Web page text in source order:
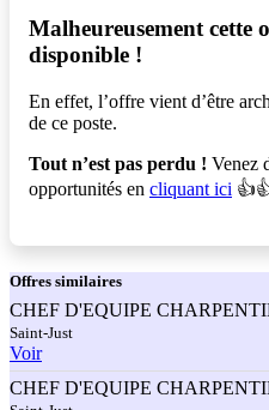
Malheureusement cette
disponible !️
En effet, l’offre vient d’être
de ce poste.
Tout n’est pas perdu ! Venez
opportunités en cliquant ici
Offres similaires
CHEF D'EQUIPE
Saint-Just
Voir
CHEF D'EQUIPE